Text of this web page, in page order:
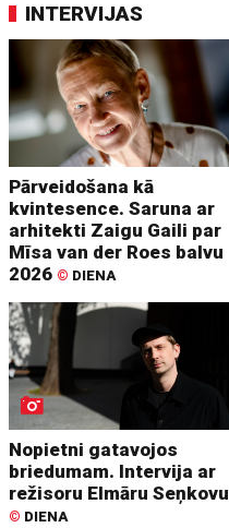
INTERVIJAS
Pārveidošana kā
kvintesence. Saruna ar
arhitekti Zaigu Gaili par
Mīsa van der Roes balvu
2026 © DIENA
Nopietni gatavojos
briedumam. Intervija ar
režisoru Elmāru Seņkovu
© DIENA